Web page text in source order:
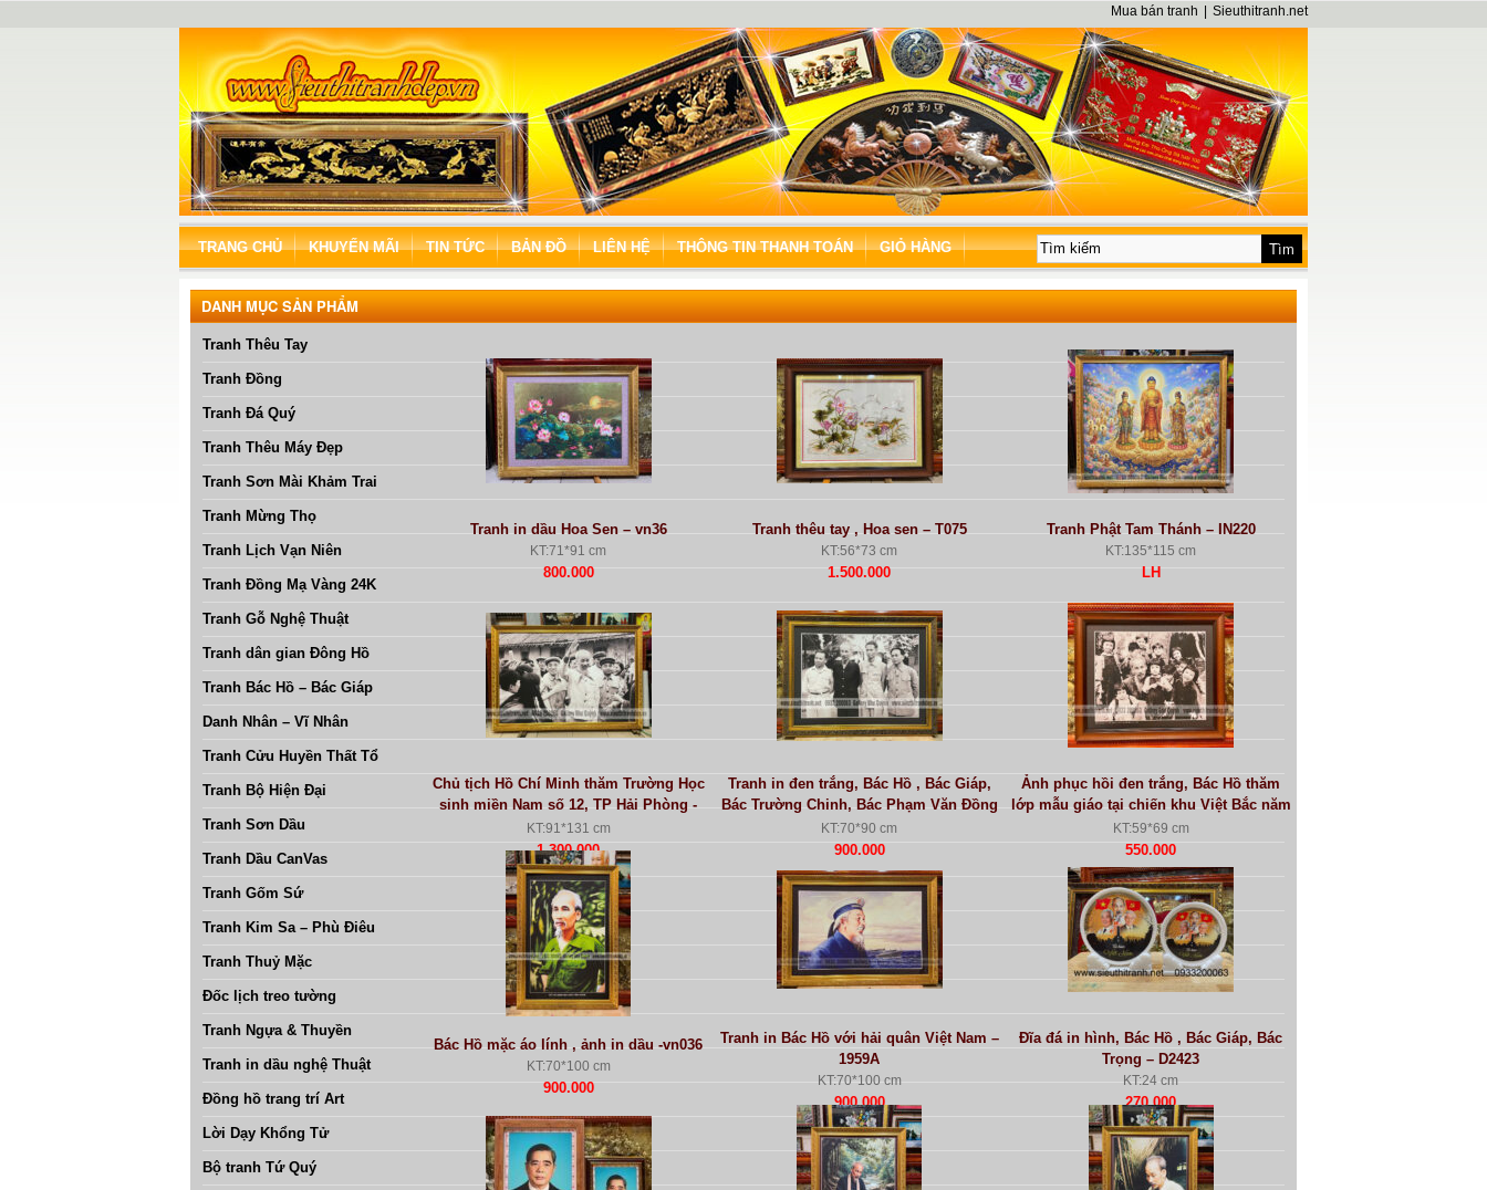
Sieuthitranh.net
Mua bán tranh
TRANG CHỦ KHUYẾN MÃI TIN TỨC BẢN ĐỒ LIÊN HỆ THÔNG TIN THANH TOÁN GIỎ HÀNG
Tranh in dầu Hoa Sen – vn36
KT:71*91 cm
800.000
Tranh thêu tay , Hoa sen – T075
KT:56*73 cm
1.500.000
Tranh Phật Tam Thánh – IN220
KT:135*115 cm
LH
Chủ tịch Hồ Chí Minh thăm Trường Học
sinh miền Nam số 12, TP Hải Phòng -
vn037
KT:91*131 cm
1.300.000
Tranh in đen trắng, Bác Hồ , Bác Giáp,
Bác Trường Chinh, Bác Phạm Văn Đồng
– vn037
KT:70*90 cm
900.000
Ảnh phục hồi đen trắng, Bác Hồ thăm
lớp mẫu giáo tại chiến khu Việt Bắc năm
1953
KT:59*69 cm
550.000
Bác Hồ mặc áo lính , ảnh in dầu -vn036
KT:70*100 cm
900.000
Tranh in Bác Hồ với hải quân Việt Nam –
1959A
KT:70*100 cm
900.000
Đĩa đá in hình, Bác Hồ , Bác Giáp, Bác
Trọng – D2423
KT:24 cm
270.000
DANH MỤC SẢN PHẨM
Tranh Thêu Tay
Tranh Đồng
Tranh Đá Quý
Tranh Thêu Máy Đẹp
Tranh Sơn Mài Khảm Trai
Tranh Mừng Thọ
Tranh Lịch Vạn Niên
Tranh Đồng Mạ Vàng 24K
Tranh Gỗ Nghệ Thuật
Tranh dân gian Đông Hồ
Tranh Bác Hồ – Bác Giáp
Danh Nhân – Vĩ Nhân
Tranh Cửu Huyền Thất Tổ
Tranh Bộ Hiện Đại
Tranh Sơn Dầu
Tranh Dầu CanVas
Tranh Gốm Sứ
Tranh Kim Sa – Phù Điêu
Tranh Thuỷ Mặc
Đốc lịch treo tường
Tranh Ngựa & Thuyền
Tranh in dầu nghệ Thuật
Đồng hồ trang trí Art
Lời Dạy Khổng Tử
Bộ tranh Tứ Quý